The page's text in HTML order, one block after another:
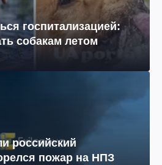
госпитализацией:
собакам летом
российский
пожар на НПЗ